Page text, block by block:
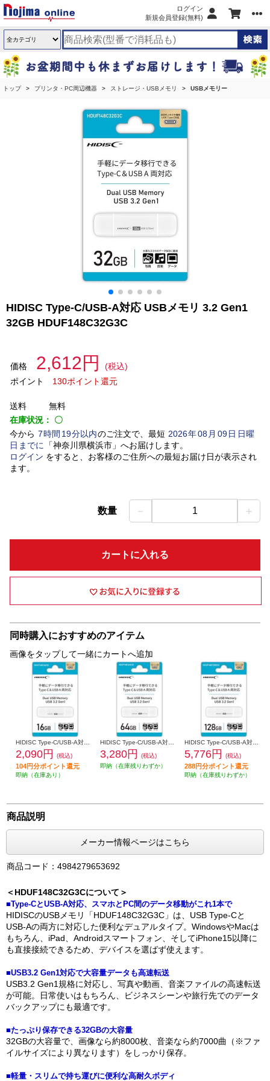
ログイン
新規会員登録(無料)
トップ プリンタ・PC周辺機器 ストレージ・USBメモリ USBメモリー
HIDISC Type-C/USB-A対応 USBメモリ 3.2 Gen1
32GB HDUF148C32G3C
価格 2,612円
(税込)
ポイント
130ポイント還元
送料
無料
在庫状況： 〇
今から 7時間 19分以内のご注文で、最短 2026年08 月 09日日曜
日 までに 「神奈川県横浜市」 へお届けします。
ログイン をすると、お客様のご住所への最短お届け日が表示され
ます。
数量 － 1 ＋
カートに入れる
同時購入におすすめのアイテム
画像をタップして一緒にカートへ追加
HIDISC Type-C/USB-A対応 USBメモリ 3.2 Gen1 16GB HDUF148C16G3C
2,090円 (税込)
104円分ポイント還元
即納（在庫あり）
HIDISC Type-C/USB-A対応 USBメモリ 3.2 Gen1 64GB HDUF148C64G3C
3,280円
(税込)
即納（在庫残りわずか）
HIDISC Type-C/USB-A対応 USBメモリ 3.2 Gen1 128GB HDUF148C128G3C
5,776円 (税込)
288円分ポイント還元
即納（在庫残りわずか）
商品説明
メーカー情報ページはこちら
商品コード：4984279653692
＜HDUF148C32G3Cについて＞
■Type-CとUSB-A対応、スマホとPC間のデータ移動がこれ1本で
HIDISCのUSBメモリ「HDUF148C32G3C」は、USB Type-Cと
USB-Aの両方に対応した便利なデュアルタイプ。WindowsやMacは
もちろん、iPad、Androidスマートフォン、そしてiPhone15以降に
も直接接続できるため、デバイスを選ばず使えます。
■USB3.2 Gen1対応で大容量データも高速転送
USB3.2 Gen1規格に対応し、写真や動画、音楽ファイルの高速転送
が可能。日常使いはもちろん、ビジネスシーンや旅行先でのデータ
バックアップにも最適です。
■たっぷり保存できる32GBの大容量
32GBの大容量で、画像なら約8000枚、音楽なら約7000曲（※ファ
イルサイズにより異なります）をしっかり保存。
■軽量・スリムで持ち運びに便利な高耐久ボディ